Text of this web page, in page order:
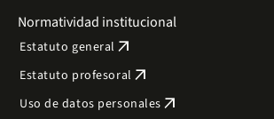
Normatividad institucional
Estatuto general arrow_outward
Estatuto profesoral arrow_outward
Uso de datos personales arrow_outward